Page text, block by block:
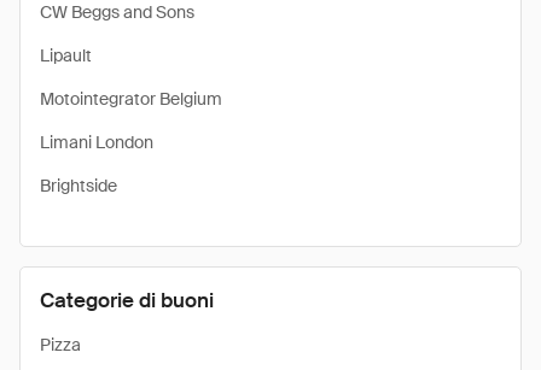
CW Beggs and Sons
Lipault
Motointegrator Belgium
Limani London
Brightside
Categorie di buoni
Pizza